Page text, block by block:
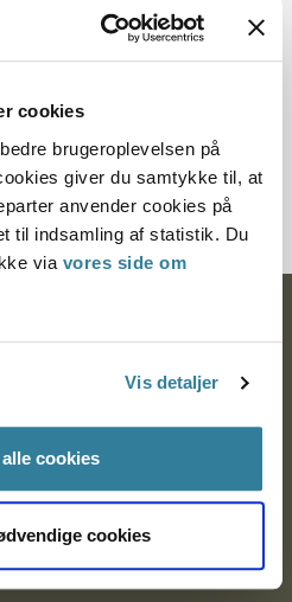
cookies
brugeroplevelsen på
giver du samtykke til, at
anvender cookies på
til indsamling af statistik. Du
via vores side om
Vis detaljer
cookies
cookies